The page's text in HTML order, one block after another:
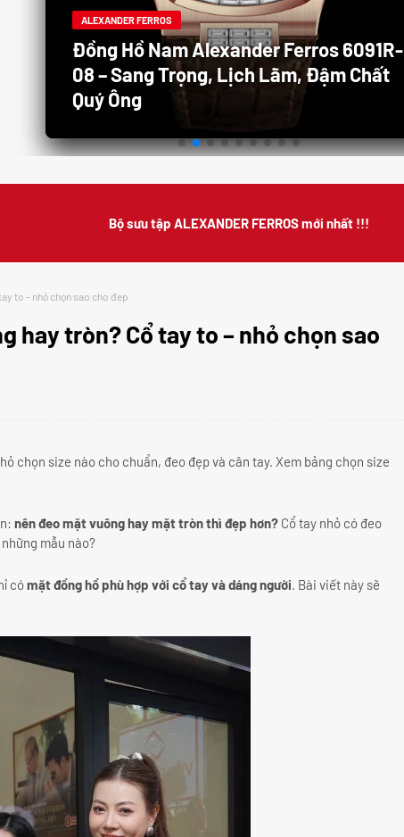
ALEXANDER FERROS
Đồng Hồ Nam Alexander Ferros 6091R-
08 – Sang Trọng, Lịch Lãm, Đậm Chất
Quý Ông
Bộ sưu tập ALEXANDER FERROS mới nhất !!!
to – nhỏ chọn sao cho đẹp
hay tròn? Cổ tay to – nhỏ chọn sao
chọn size nào cho chuẩn, đeo đẹp và cân tay. Xem bảng chọn size
nên đeo mặt vuông hay mặt tròn thì đẹp hơn? Cổ tay nhỏ có đeo
mẫu nào?
cómặt đồng hồ phù hợp với cổ tay và dáng người. Bài viết này sẽ